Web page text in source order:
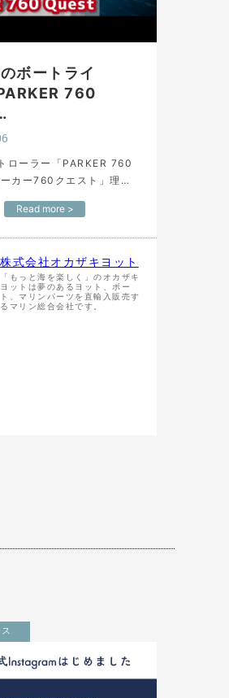
のボートライ
760
ローラー「PARKER 760
カー760クエスト」理想
ー秋本が一押しの動画で
Read more >
株式会社オカザキヨット
「もっと海を楽しく」のオカザキ
ヨットは夢のあるヨット、ボー
ト、マリンパーツを直輸入販売す
るマリン総合会社です。